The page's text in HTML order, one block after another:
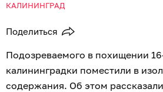
КАЛИНИНГРАД
Поделиться
Подозреваемого в похищении
калининградки поместили в
содержания. Об этом